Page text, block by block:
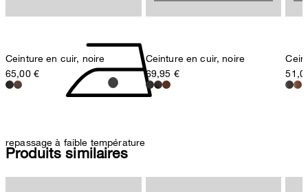
repassage à faible température
Ceinture en cuir, noire
65,00 €
Ceinture en cuir, noire
69,95 €
Produits similaires